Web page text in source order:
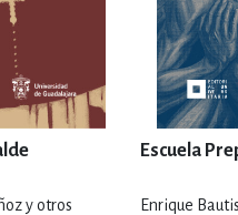
y otros
Escuela
Enrique